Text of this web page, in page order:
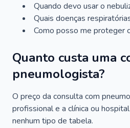
Quando devo usar o
Quais doenças
Como posso me proteger
Quanto custa uma
pneumologista?
O preço da consulta com
profissional e a clínica ou
nenhum tipo de tabela.